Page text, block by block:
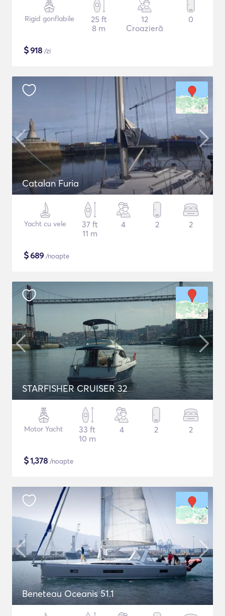
Rigid gonflabile
25 ft
8 m
12
Croazieră
0
$918 /zi
Catalan Furia
Yacht cu vele
37 ft
11 m
4 2 2
$689 /noapte
STARFISHER CRUISER 32
Motor Yacht
33 ft
10 m
4 2 2
$1,378 /noapte
Beneteau Oceanis 51.1